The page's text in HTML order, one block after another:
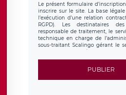
Le présent formulaire
inscrire sur le site. La base
l’exécution d’une relation
RGPD). Les destinataires
responsable de traitement, le
technique en charge de
sous-traitant Scalingo gérant le
toute personne légalement
d’inscription est hébergé sur un
protection conformes au RGPD
.
sont conservées jusqu’à ce que
PUBLIER